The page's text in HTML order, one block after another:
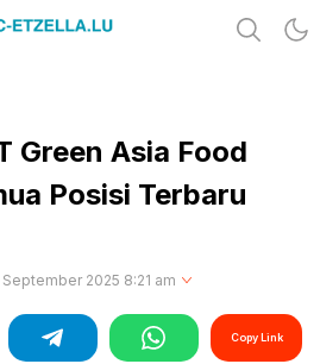
Green Asia Food
Posisi Terbaru
September 2025 8:21 am
Copy Link